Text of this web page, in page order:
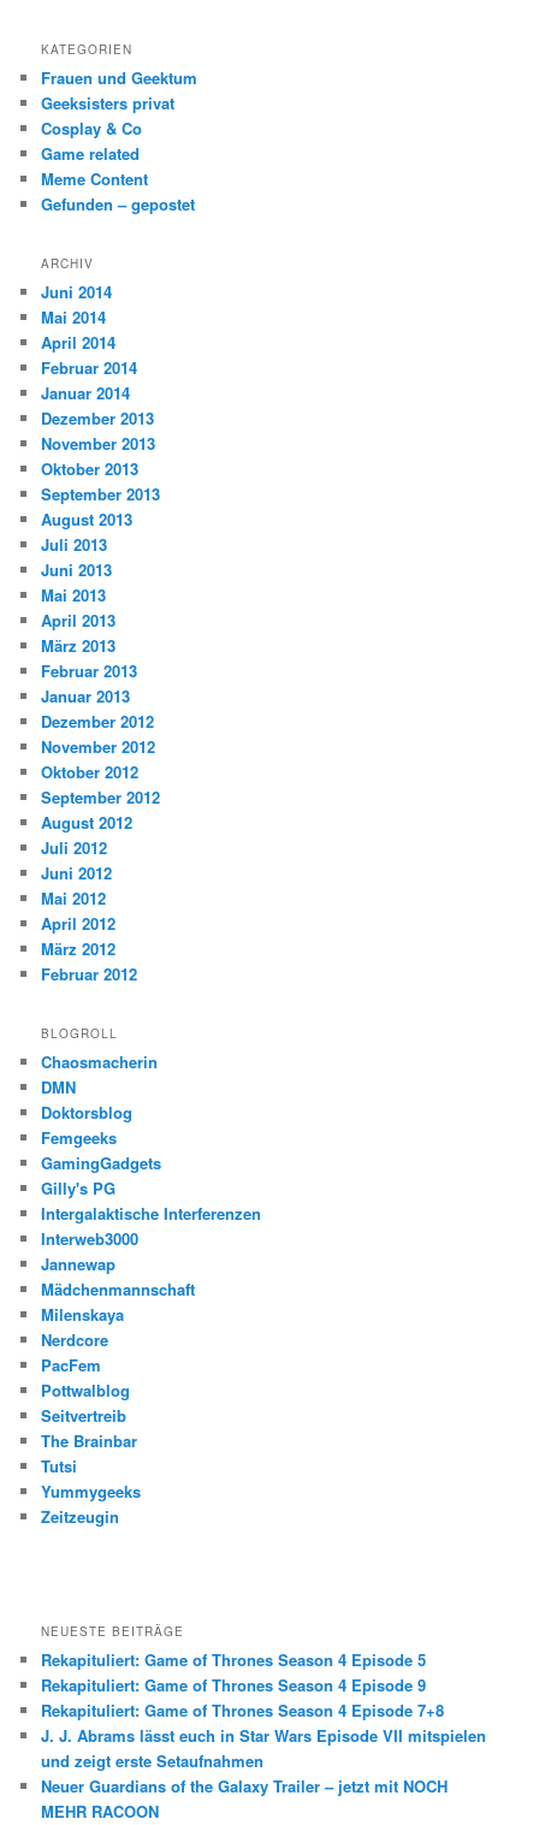
KATEGORIEN
Frauen und Geektum
Geeksisters privat
Cosplay & Co
Game related
Meme Content
Gefunden – gepostet
ARCHIV
Juni 2014
Mai 2014
April 2014
Februar 2014
Januar 2014
Dezember 2013
November 2013
Oktober 2013
September 2013
August 2013
Juli 2013
Juni 2013
Mai 2013
April 2013
März 2013
Februar 2013
Januar 2013
Dezember 2012
November 2012
Oktober 2012
September 2012
August 2012
Juli 2012
Juni 2012
Mai 2012
April 2012
März 2012
Februar 2012
BLOGROLL
Chaosmacherin
DMN
Doktorsblog
Femgeeks
GamingGadgets
Gilly's PG
Intergalaktische Interferenzen
Interweb3000
Jannewap
Mädchenmannschaft
Milenskaya
Nerdcore
PacFem
Pottwalblog
Seitvertreib
The Brainbar
Tutsi
Yummygeeks
Zeitzeugin
NEUESTE BEITRÄGE
Rekapituliert: Game of Thrones Season 4 Episode 5
Rekapituliert: Game of Thrones Season 4 Episode 9
Rekapituliert: Game of Thrones Season 4 Episode 7+8
J. J. Abrams lässt euch in Star Wars Episode VII mitspielen
und zeigt erste Setaufnahmen
Neuer Guardians of the Galaxy Trailer – jetzt mit NOCH
MEHR RACOON